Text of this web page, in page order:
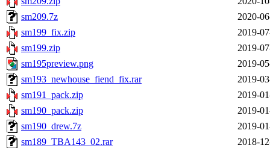
sm209.7z
2020-
sm199_fix.zip
2019-
sm199.zip
2019-
sm195preview.png
2019-
sm193_newhouse_fiend_fix.rar
2019-
sm191_pack.zip
2019-
sm190_pack.zip
2019-
sm190_drew.7z
2019-
sm189_TBA143_02.rar
2018-